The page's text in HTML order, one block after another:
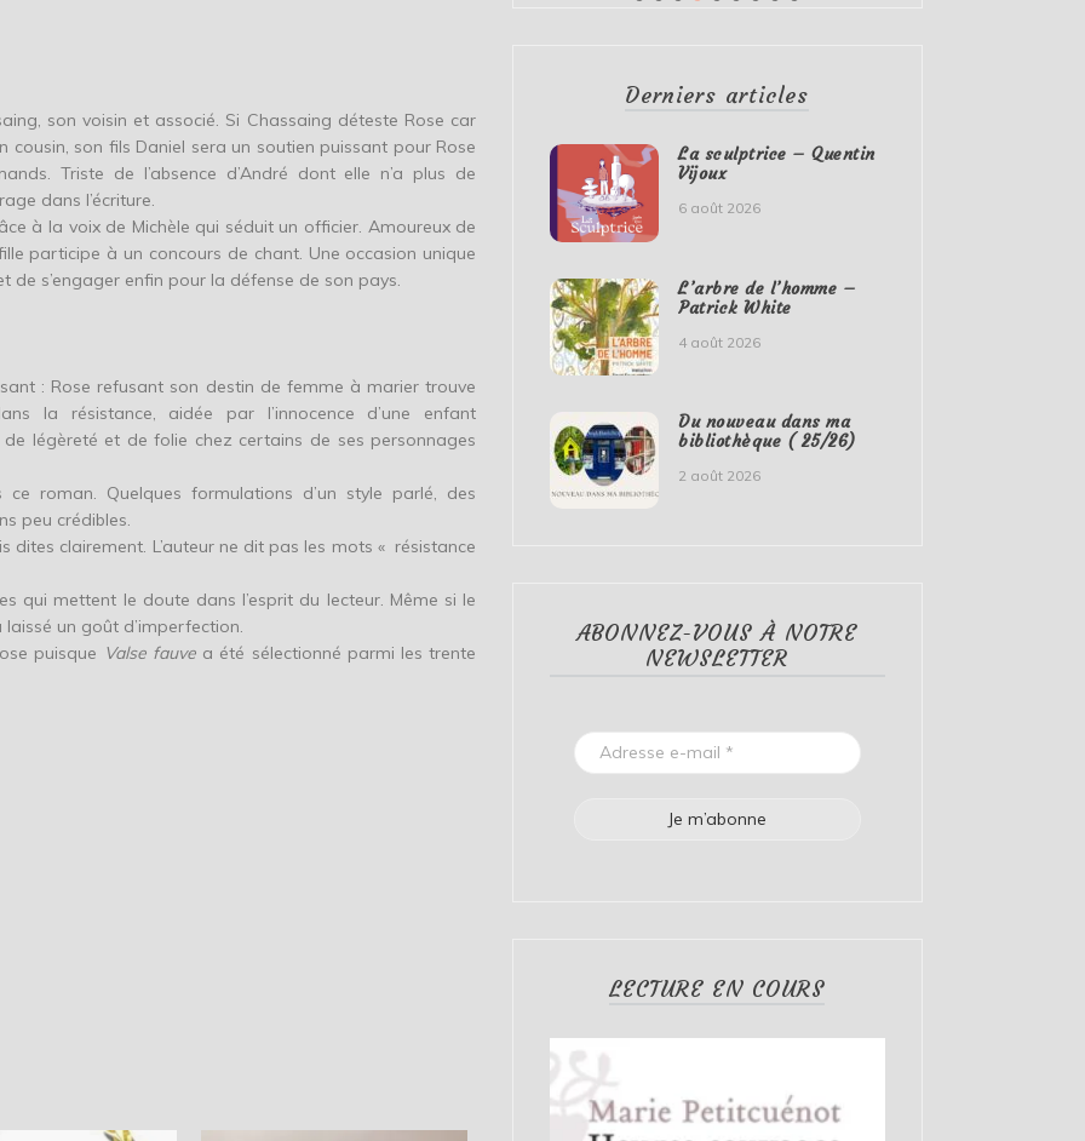
son voisin et associé. Si Chassaing déteste Rose car
son fils Daniel sera un soutien puissant pour Rose
Triste de l’absence d’André dont elle n’a plus de
dans l’écriture.
à la voix de Michèle qui séduit un officier. Amoureux de
participe à un concours de chant. Une occasion unique
s’engager enfin pour la défense de son pays.
: Rose refusant son destin de femme à marier trouve
la résistance, aidée par l’innocence d’une enfant
légèreté et de folie chez certains de ses personnages
roman. Quelques formulations d’un style parlé, des
peu crédibles.
dites clairement. L’auteur ne dit pas les mots « résistance
qui mettent le doute dans l’esprit du lecteur. Même si le
un goût d’imperfection.
puisque Valse fauvea été sélectionné parmi les trente
Derniers articles
La sculptrice – Quentin
Vijoux
6 août 2026
L’arbre de l’homme –
Patrick White
4 août 2026
Du nouveau dans ma
bibliothèque ( 25/26)
2 août 2026
ABONNEZ-VOUS À NOTRE
NEWSLETTER
LECTURE EN COURS